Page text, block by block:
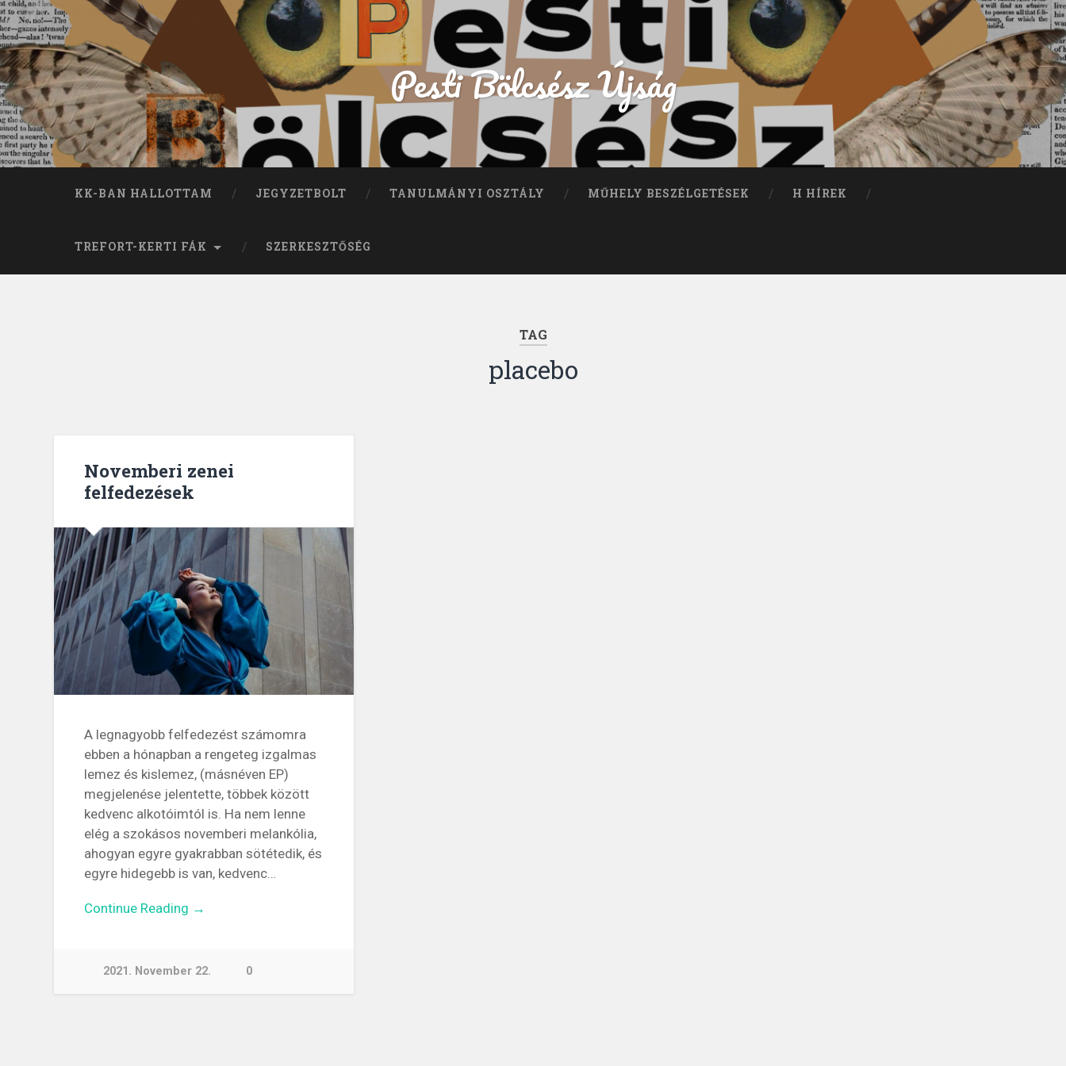
Pesti Bölcsész Újság
KK-BAN HALLOTTAM JEGYZETBOLT TANULMÁNYI OSZTÁLY MŰHELY BESZÉLGETÉSEK H HÍREK
TREFORT-KERTI FÁK SZERKESZTŐSÉG
TAG
placebo
Novemberi zenei
felfedezések
A legnagyobb felfedezést számomra
ebben a hónapban a rengeteg izgalmas
lemez és kislemez, (másnéven EP)
megjelenése jelentette, többek között
kedvenc alkotóimtól is. Ha nem lenne
elég a szokásos novemberi melankólia,
ahogyan egyre gyakrabban sötétedik, és
egyre hidegebb is van, kedvenc…
Continue Reading →
2021. November 22. 0